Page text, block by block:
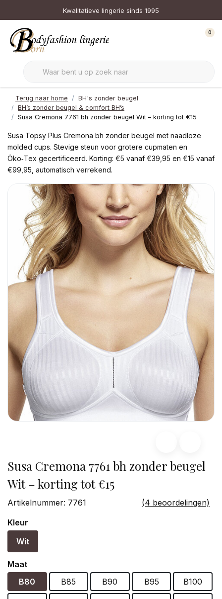
Kwalitatieve lingerie sinds 1995
0
Terug naar home
BH's zonder beugel
BH’s zonder beugel & comfort BH’s
Susa Cremona 7761 bh zonder beugel Wit – korting tot €15
Susa Topsy Plus Cremona bh zonder beugel met naadloze
molded cups. Stevige steun voor grotere cupmaten en
Öko‑Tex gecertificeerd. Korting: €5 vanaf €39,95 en €15 vanaf
€99,95, automatisch verrekend.
Susa Cremona 7761 bh zonder beugel
Wit – korting tot €15
Artikelnummer: 7761
(4 beoordelingen)
Kleur
Wit
Maat
B80
B85 B90 B95 B100